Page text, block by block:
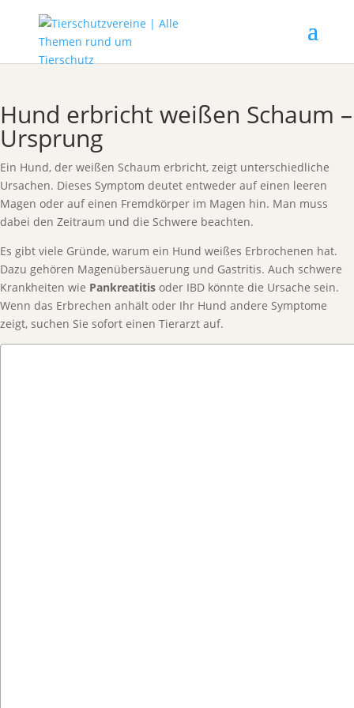
Hund erbricht weißen Schaum –
Ursprung
Ein Hund, der weißen Schaum erbricht, zeigt unterschiedliche
Ursachen. Dieses Symptom deutet entweder auf einen leeren
Magen oder auf einen Fremdkörper im Magen hin. Man muss
dabei den Zeitraum und die Schwere beachten.
Es gibt viele Gründe, warum ein Hund weißes Erbrochenen hat.
Dazu gehören Magenübersäuerung und Gastritis. Auch schwere
Krankheiten wie Pankreatitis oder IBD könnte die Ursache sein.
Wenn das Erbrechen anhält oder Ihr Hund andere Symptome
zeigt, suchen Sie sofort einen Tierarzt auf.